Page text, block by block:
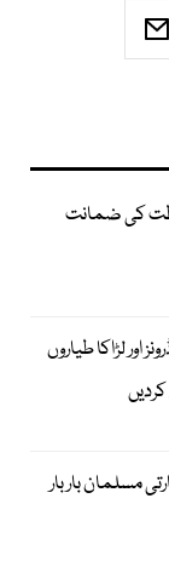
کی ضمانت
اور لڑاکا طیاروں
مسلمان بار بار